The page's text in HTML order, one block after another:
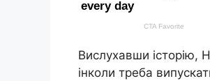
Вислухавши історію,
інколи треба